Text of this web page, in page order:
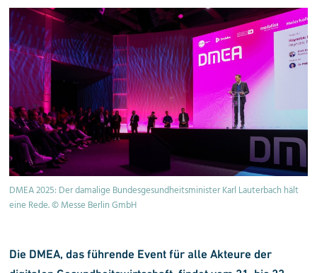
DMEA 2025: Der damalige Bundesgesundheitsminister Karl Lauterbach hält
eine Rede. © Messe Berlin GmbH
Die DMEA, das führende Event für alle Akteure der